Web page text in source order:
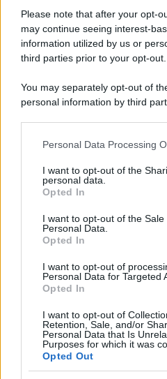
Please note that after your opt-
may continue seeing interest-
information utilized by us or
third parties prior to your opt-out.
You may separately opt-out of
personal information by third
This information may also be
disclose it to other third parties.
Please note that this website/
services and may gather and
not limited to your visit or usage
grant or deny consent to
consent section.
Personal Data Processing
I want to opt-out of the
personal data.
Opted In
I want to opt-out of the Sale
Personal Data.
Opted In
I want to opt-out of
Personal Data for Targeted
Opted In
I want to opt-out of
Retention, Sale, and/or
Personal Data that Is
Purposes for which it was
Opted Out
Frasi
Frasi da